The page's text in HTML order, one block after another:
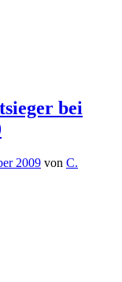
bei
2009 von C.